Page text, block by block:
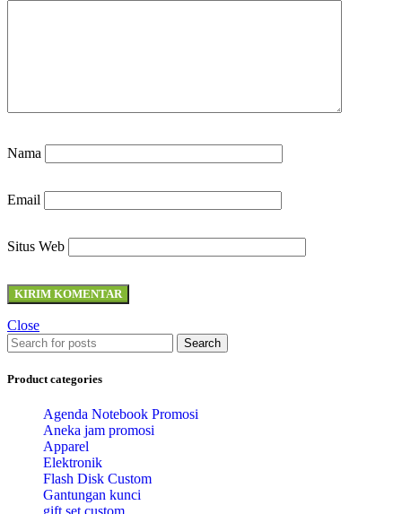
Nama
Email
Situs Web
Close
Search
Product categories
Agenda Notebook Promosi
Aneka jam promosi
Apparel
Elektronik
Flash Disk Custom
Gantungan kunci